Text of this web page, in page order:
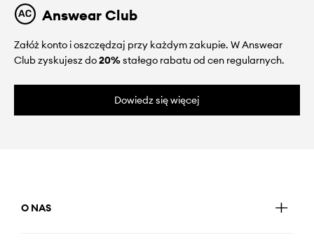
Answear Club
Załóż konto i oszczędzaj przy każdym zakupie. W Answear
Club zyskujesz do20%stałego rabatu od cen regularnych.
Dowiedz się więcej
O NAS